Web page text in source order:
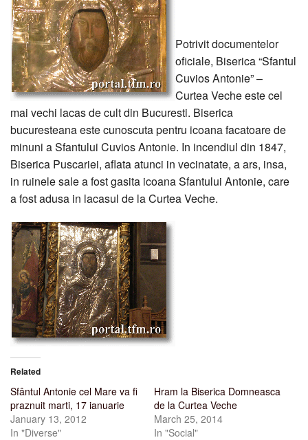
Potrivit documentelor
oficiale, Biserica “Sfantul
Cuvios Antonie” –
Curtea Veche este cel
mai vechi lacas de cult din Bucuresti. Biserica
bucuresteana este cunoscuta pentru icoana facatoare de
minuni a Sfantului Cuvios Antonie. In incendiul din 1847,
Biserica Puscariei, aflata atunci in vecinatate, a ars, insa,
in ruinele sale a fost gasita icoana Sfantului Antonie, care
a fost adusa in lacasul de la Curtea Veche.
Related
Sfântul Antonie cel Mare va fi
praznuit marti, 17 ianuarie
January 13, 2012
In "Diverse"
Hram la Biserica Domneasca
de la Curtea Veche
March 25, 2014
In "Social"